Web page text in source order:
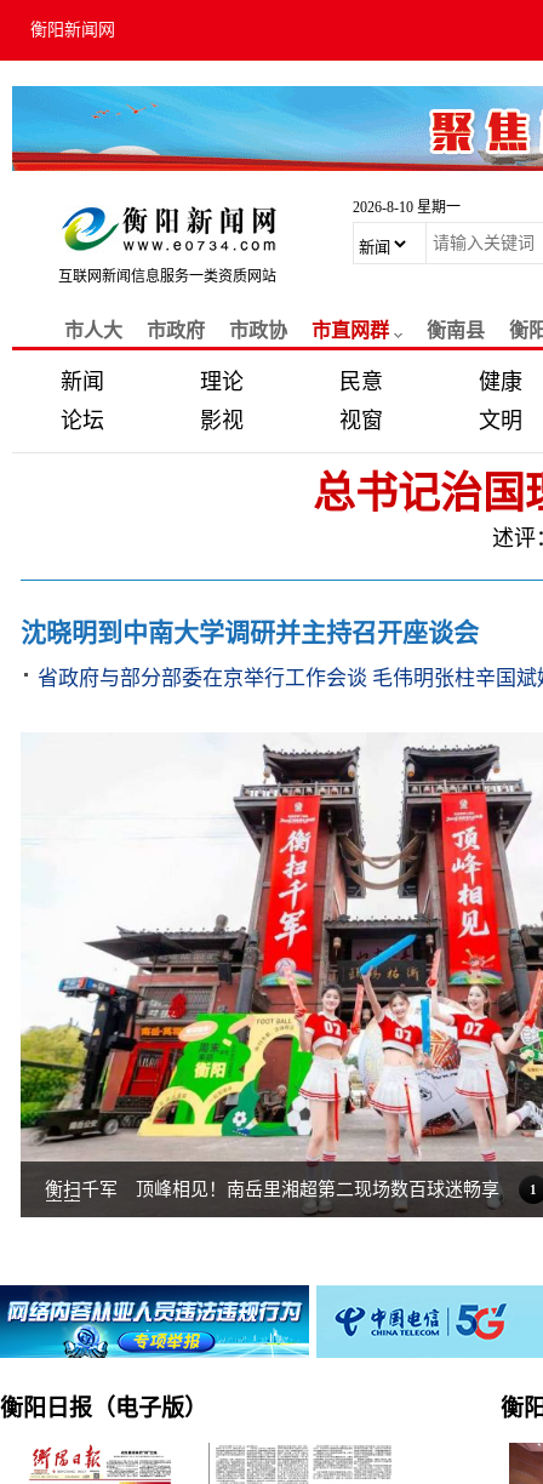
衡阳新闻网
互联网新闻信息服务一类资质网站
2026-8-10 星期一
市人大 市政府 市政协 市直网群 衡南县 衡
新闻 理论 民意
健康
论坛
影视 视窗 文明
总书记治国
述评
沈晓明到中南大学调研并主持召开座谈会
省政府与部分部委在京举行工作会谈 毛伟明张柱辛国
氛围感拉满！湘超“第二现_ 1
衡阳日报（电子版） 衡